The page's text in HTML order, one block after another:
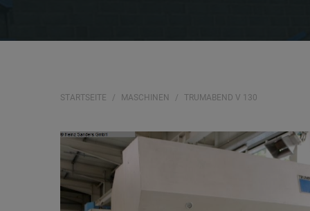
STARTSEITE MASCHINEN TRUMABEND V 130